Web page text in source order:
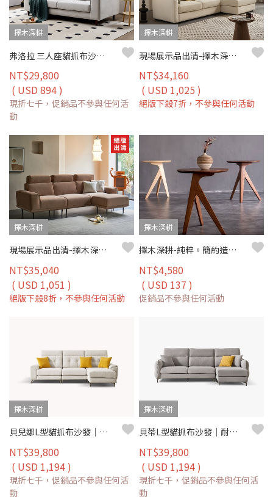
擇木深耕
弗洛拉 三人座貓抓布沙發｜皮絨貓抓布 × 防潑水耐磨 × 獨立筒坐墊 – 擇木深耕
NT$29,800
( USD 894 )
現折七千，促銷品不參與任何活
動
擇木深耕
現場展示品出清-擇木深耕-米蓮娜L型貓抓布沙發(左/右型)
NT$34,160
( USD 1,025 )
絕版下殺7折，不參與任何活動
擇木深耕
現場展示品出清-擇木深耕-馬德諾L型貓抓布沙發
NT$35,040
( USD 1,051 )
絕版下殺8折，不參與任何活動
擇木深耕
擇木深耕-純粹。簡約造型小茶几 邊几 邊桌(二色)
NT$4,580
( USD 137 )
促銷品不參與任何活動
擇木深耕
貝兒娜L型貓抓布沙發｜耐磨防潑水 × 可拆洗布套 × 左右移動腳椅 – 擇木深耕
NT$39,800
( USD 1,194 )
現折七千，促銷品不參與任何活
動
擇木深耕
貝蒂L型貓抓布沙發｜耐磨防潑水 × 可拆洗布套 × 左右移動腳椅 – 擇木深耕
NT$39,800
( USD 1,194 )
現折七千，促銷品不參與任何活
動